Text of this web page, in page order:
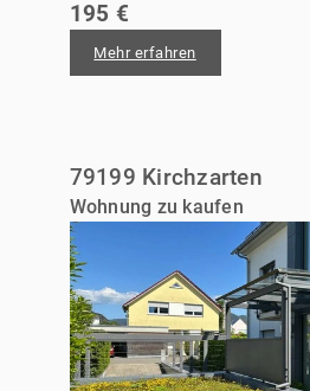
195 €
Mehr erfahren
79199 Kirchzarten
Wohnung zu kaufen